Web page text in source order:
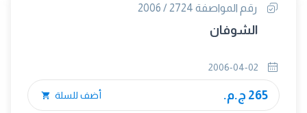
رقم المواصفة 2724 / 2006
الشوفان
265 ج.م. أضف للسلة